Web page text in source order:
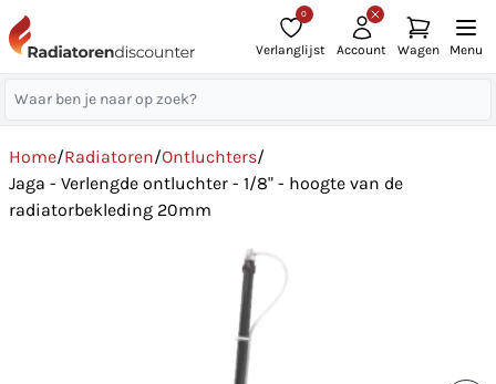
0
Verlanglijst Account Wagen Menu
Home/Radiatoren/Ontluchters/
Jaga - Verlengde ontluchter - 1/8" - hoogte van de
radiatorbekleding 20mm